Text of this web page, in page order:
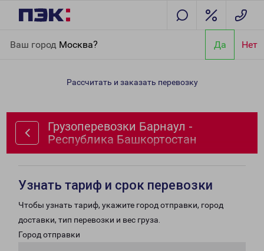
Ваш город Москва? Да Нет
Башкортостан
Рассчитать и заказать перевозку
Грузоперевозки Барнаул -
Республика Башкортостан
Узнать тариф и срок перевозки
Чтобы узнать тариф, укажите город отправки, город
доставки, тип перевозки и вес груза.
Город отправки